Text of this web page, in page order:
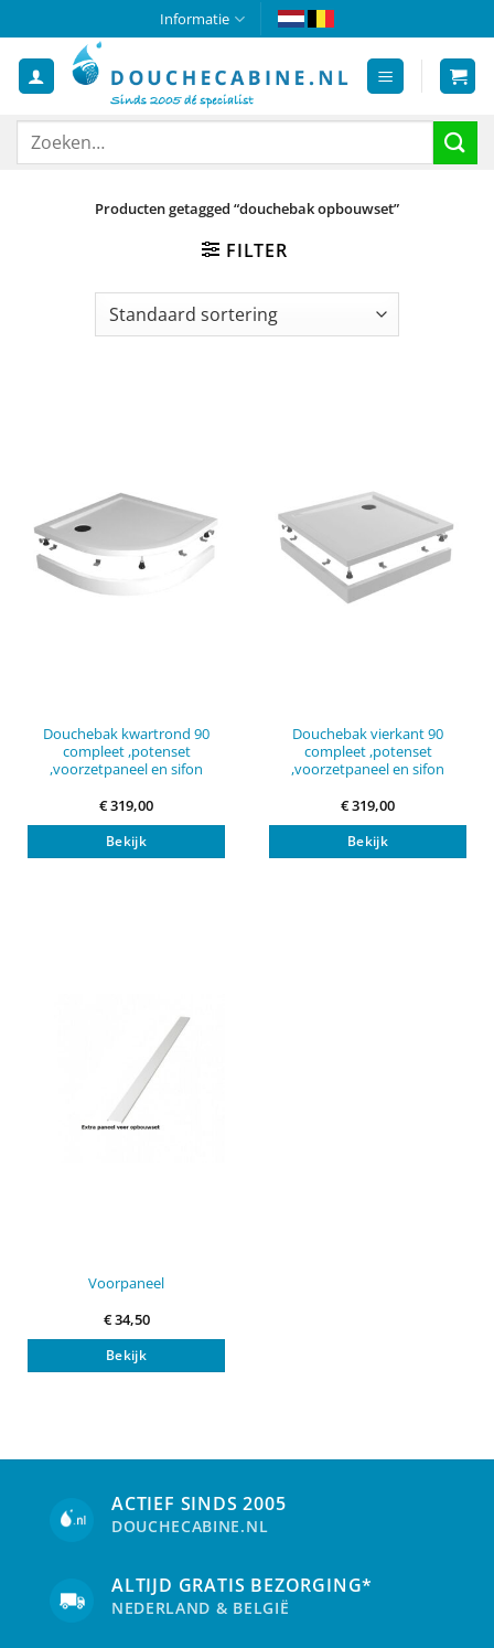
naar
inhoud
Informatie
Zoeken
Producten getagged “douchebak opbouwset”
FILTER
Douchebak kwartrond 90
compleet ,potenset
,voorzetpaneel en sifon
€319,00
Bekijk
Douchebak vierkant 90
compleet ,potenset
,voorzetpaneel en sifon
€319,00
Bekijk
Voorpaneel
€34,50
Bekijk
ACTIEF SINDS 2005
DOUCHECABINE.NL
ALTIJD GRATIS BEZORGING*
NEDERLAND & BELGIË